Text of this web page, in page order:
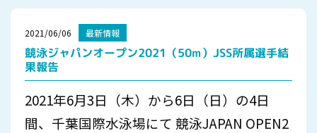
2021/06/06 最新情報
競泳ジャパンオープン2021（50m）JSS所属選手結
果報告
2021年6月3日（木）から6日（日）の4日
間、千葉国際水泳場にて 競泳JAPAN OPEN2